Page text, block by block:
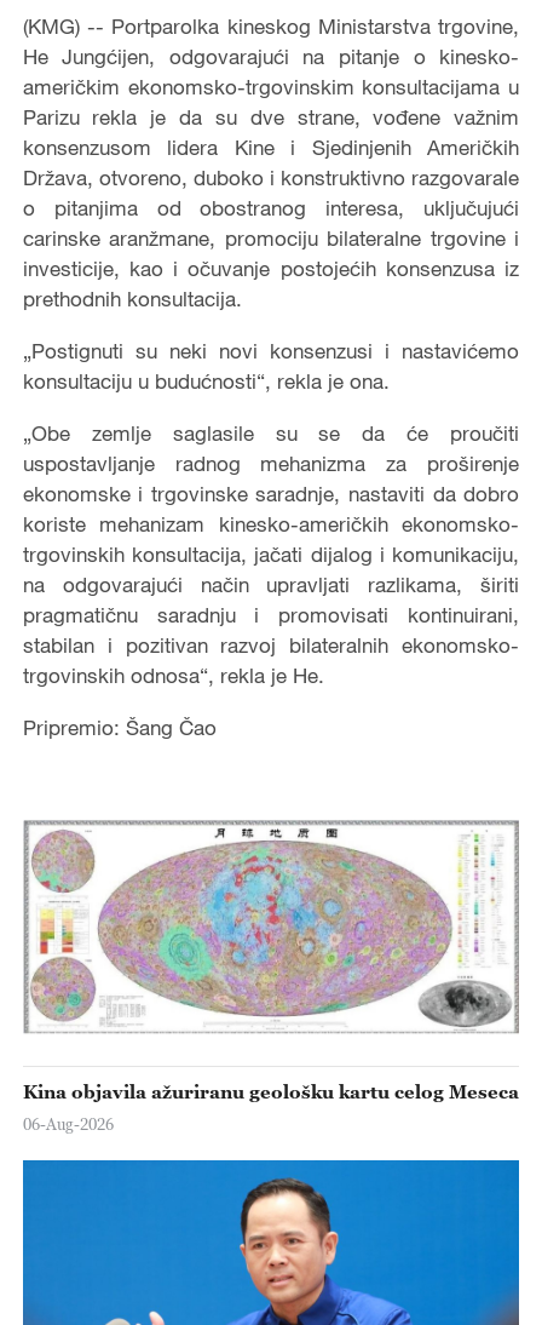
(KMG) -- Portparolka kineskog Ministarstva trgovine,
He Jungćijen, odgovarajući na pitanje o kinesko-
američkim ekonomsko-trgovinskim konsultacijama u
Parizu rekla je da su dve strane, vođene važnim
konsenzusom lidera Kine i Sjedinjenih Američkih
Država, otvoreno, duboko i konstruktivno razgovarale
o pitanjima od obostranog interesa, uključujući
carinske aranžmane, promociju bilateralne trgovine i
investicije, kao i očuvanje postojećih konsenzusa iz
prethodnih konsultacija.
„Postignuti su neki novi konsenzusi i nastavićemo
konsultaciju u budućnosti“, rekla je ona.
„Obe zemlje saglasile su se da će proučiti
uspostavljanje radnog mehanizma za proširenje
ekonomske i trgovinske saradnje, nastaviti da dobro
koriste mehanizam kinesko-američkih ekonomsko-
trgovinskih konsultacija, jačati dijalog i komunikaciju,
na odgovarajući način upravljati razlikama, širiti
pragmatičnu saradnju i promovisati kontinuirani,
stabilan i pozitivan razvoj bilateralnih ekonomsko-
trgovinskih odnosa“, rekla je He.
Pripremio: Šang Čao
Kina objavila ažuriranu geološku kartu celog Meseca
06-Aug-2026